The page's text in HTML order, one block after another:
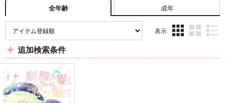
全年齢 成年
表示
ム
ム
ム
追加検索条件